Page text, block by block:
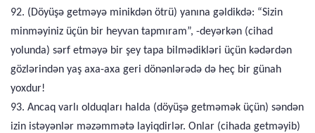
92. (Döyüşə getməyə minikdən ötrü) yanına gəldikdə: “Sizin
minməyiniz üçün bir heyvan tapmıram”, -deyərkən (cihad
yolunda) sərf etməyə bir şey tapa bilmədikləri üçün kədərdən
gözlərindən yaş axa-axa geri dönənlərədə də heç bir günah
yoxdur!
93. Ancaq varlı olduqları halda (döyüşə getməmək üçün) səndən
izin istəyənlər məzəmmətə layiqdirlər. Onlar (cihada getməyib)